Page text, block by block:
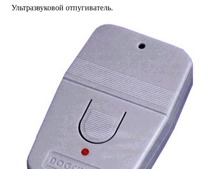
Ультразвуковой отпугиватель.